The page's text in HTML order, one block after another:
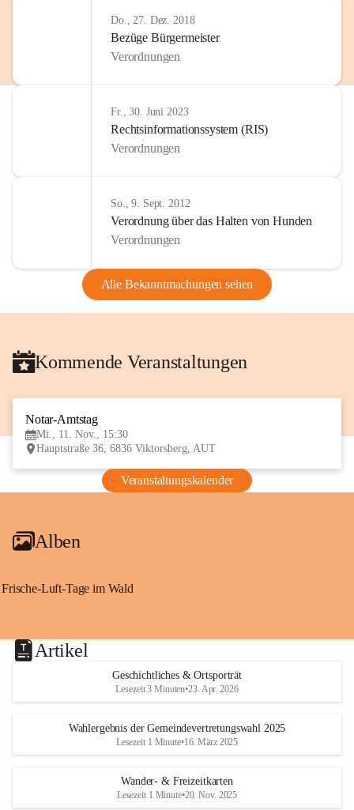
Do., 27. Dez. 2018
Bezüge Bürgermeister
Verordnungen
Fr., 30. Juni 2023
Rechtsinformationssystem (RIS)
Verordnungen
So., 9. Sept. 2012
Verordnung über das Halten von Hunden
Verordnungen
Alle Bekanntmachungen sehen
Kommende Veranstaltungen
Notar-Amtstag
Mi., 11. Nov., 15:30
Hauptstraße 36, 6836 Viktorsberg, AUT
Veranstaltungskalender
Alben
Frische-Luft-Tage im Wald
Artikel
Geschichtliches & Ortsporträt
Lesezeit 3 Minuten•23. Apr. 2026
Wahlergebnis der Gemeindevertretungswahl 2025
Lesezeit 1 Minute•16. März 2025
Wander- & Freizeitkarten
Lesezeit 1 Minute•20. Nov. 2025